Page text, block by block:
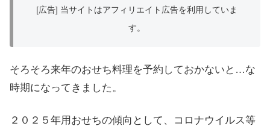
[広告] 当サイトはアフィリエイト広告を利用していま
す。
そろそろ来年のおせち料理を予約しておかないと…な
時期になってきました。
２０２５年用おせちの傾向として、コロナウイルス等